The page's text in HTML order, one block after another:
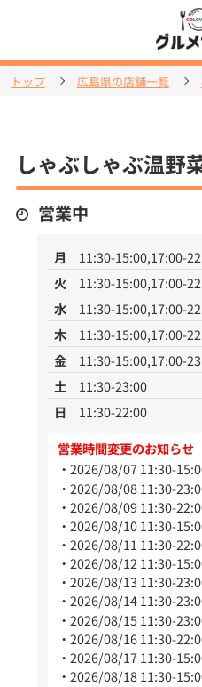
トップ 広島県の店舗一覧
しゃぶしゃぶ温野
営業中
月
11:30-15:00,17:00-
火
11:30-15:00,17:00-
水
11:30-15:00,17:00-
木
11:30-15:00,17:00-
金
11:30-15:00,17:00-
土
11:30-23:00
日
11:30-22:00
営業時間変更のお知らせ
2026/08/07 11:30-
2026/08/08 11:30-
2026/08/09 11:30-
2026/08/10 11:30-
2026/08/11 11:30-
2026/08/12 11:30-
2026/08/13 11:30-
2026/08/14 11:30-
2026/08/15 11:30-
2026/08/16 11:30-
2026/08/17 11:30-
2026/08/18 11:30-